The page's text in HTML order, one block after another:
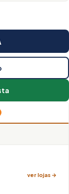
ver lojas →